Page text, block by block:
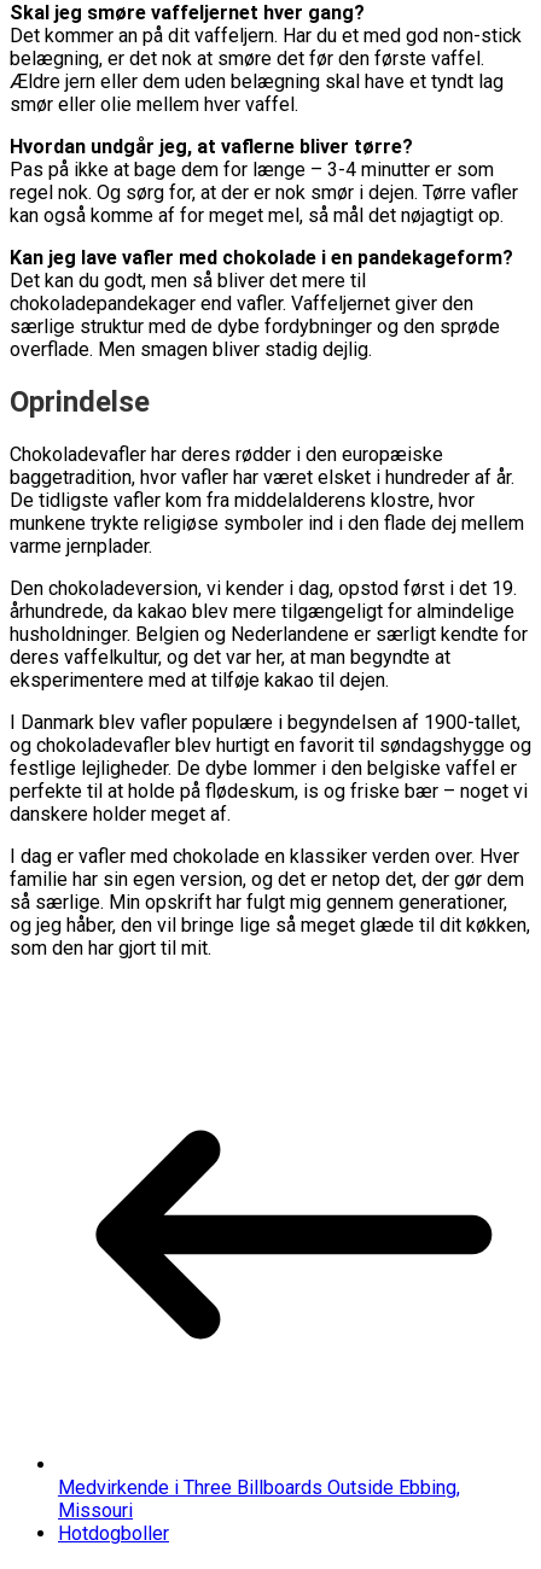
Skal jeg smøre vaffeljernet hver gang?
Det kommer an på dit vaffeljern. Har du et med god non-stick
belægning, er det nok at smøre det før den første vaffel.
Ældre jern eller dem uden belægning skal have et tyndt lag
smør eller olie mellem hver vaffel.
Hvordan undgår jeg, at vaflerne bliver tørre?
Pas på ikke at bage dem for længe – 3-4 minutter er som
regel nok. Og sørg for, at der er nok smør i dejen. Tørre vafler
kan også komme af for meget mel, så mål det nøjagtigt op.
Kan jeg lave vafler med chokolade i en pandekageform?
Det kan du godt, men så bliver det mere til
chokoladepandekager end vafler. Vaffeljernet giver den
særlige struktur med de dybe fordybninger og den sprøde
overflade. Men smagen bliver stadig dejlig.
Oprindelse
Chokoladevafler har deres rødder i den europæiske
baggetradition, hvor vafler har været elsket i hundreder af år.
De tidligste vafler kom fra middelalderens klostre, hvor
munkene trykte religiøse symboler ind i den flade dej mellem
varme jernplader.
Den chokoladeversion, vi kender i dag, opstod først i det 19.
århundrede, da kakao blev mere tilgængeligt for almindelige
husholdninger. Belgien og Nederlandene er særligt kendte for
deres vaffelkultur, og det var her, at man begyndte at
eksperimentere med at tilføje kakao til dejen.
I Danmark blev vafler populære i begyndelsen af 1900-tallet,
og chokoladevafler blev hurtigt en favorit til søndagshygge og
festlige lejligheder. De dybe lommer i den belgiske vaffel er
perfekte til at holde på flødeskum, is og friske bær – noget vi
danskere holder meget af.
I dag er vafler med chokolade en klassiker verden over. Hver
familie har sin egen version, og det er netop det, der gør dem
så særlige. Min opskrift har fulgt mig gennem generationer,
og jeg håber, den vil bringe lige så meget glæde til dit køkken,
som den har gjort til mit.
Medvirkende i Three Billboards Outside Ebbing,
Missouri
Hotdogboller